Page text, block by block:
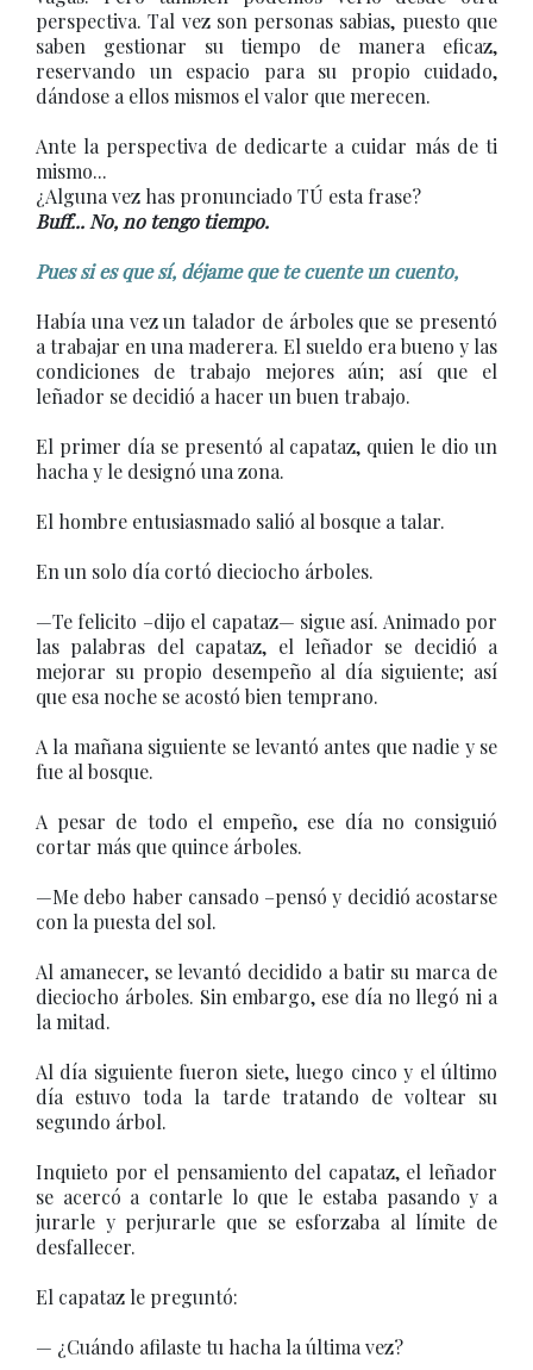
perspectiva. Tal vez son personas sabias, puesto que
saben gestionar su tiempo de manera eficaz,
reservando un espacio para su propio cuidado,
dándose a ellos mismos el valor que merecen.
Ante la perspectiva de dedicarte a cuidar más de ti
mismo...
¿Alguna vez has pronunciado TÚ esta frase?
Buff... No, no tengo tiempo.
Pues si es que sí, déjame que te cuente un cuento,
Había una vez un talador de árboles que se presentó
a trabajar en una maderera. El sueldo era bueno y las
condiciones de trabajo mejores aún; así que el
leñador se decidió a hacer un buen trabajo.
El primer día se presentó al capataz, quien le dio un
hacha y le designó una zona.
El hombre entusiasmado salió al bosque a talar.
En un solo día cortó dieciocho árboles.
—Te felicito –dijo el capataz— sigue así. Animado por
las palabras del capataz, el leñador se decidió a
mejorar su propio desempeño al día siguiente; así
que esa noche se acostó bien temprano.
A la mañana siguiente se levantó antes que nadie y se
fue al bosque.
A pesar de todo el empeño, ese día no consiguió
cortar más que quince árboles.
—Me debo haber cansado –pensó y decidió acostarse
con la puesta del sol.
Al amanecer, se levantó decidido a batir su marca de
dieciocho árboles. Sin embargo, ese día no llegó ni a
la mitad.
Al día siguiente fueron siete, luego cinco y el último
día estuvo toda la tarde tratando de voltear su
segundo árbol.
Inquieto por el pensamiento del capataz, el leñador
se acercó a contarle lo que le estaba pasando y a
jurarle y perjurarle que se esforzaba al límite de
desfallecer.
El capataz le preguntó:
— ¿Cuándo afilaste tu hacha la última vez?